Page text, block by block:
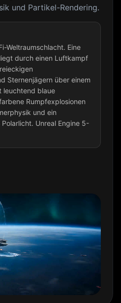
und Partikel-Rendering.
Weltraumschlacht. Eine
durch einen Luftkampf
Sternenjägern über einem
leuchtend blaue
Rumpfexplosionen
und ein
Unreal Engine 5-